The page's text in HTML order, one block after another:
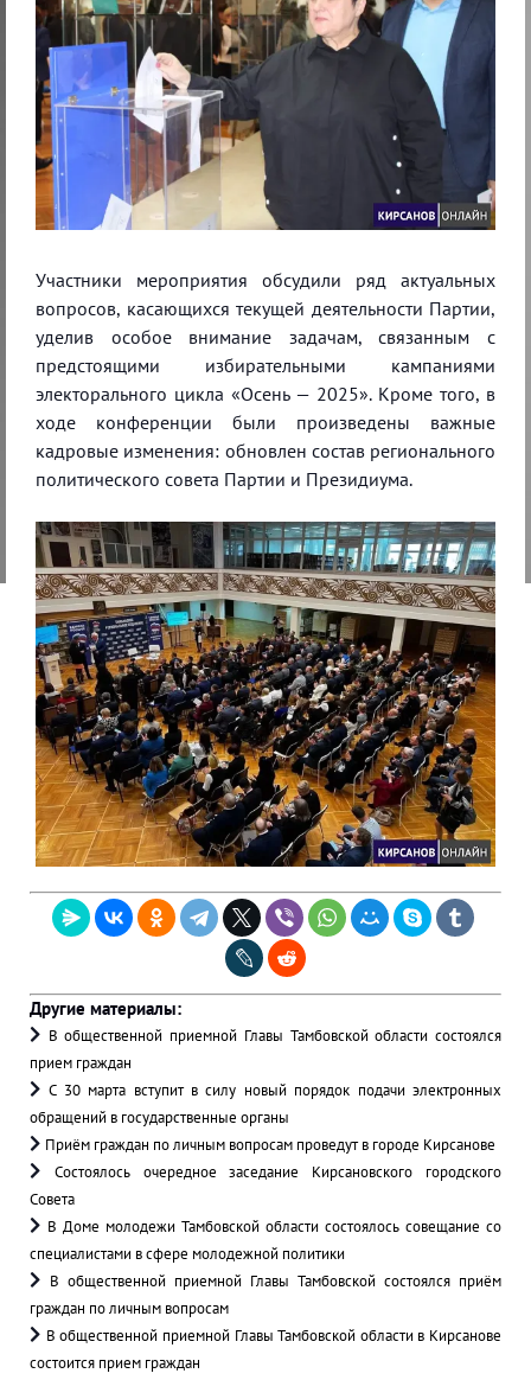
Участники мероприятия обсудили ряд актуальных
вопросов, касающихся текущей деятельности Партии,
уделив особое внимание задачам, связанным с
предстоящими избирательными кампаниями
электорального цикла «Осень — 2025». Кроме того, в
ходе конференции были произведены важные
кадровые изменения: обновлен состав регионального
политического совета Партии и Президиума.
Другие материалы:
В общественной приемной Главы Тамбовской области состоялся
прием граждан
С 30 марта вступит в силу новый порядок подачи электронных
обращений в государственные органы
Приём граждан по личным вопросам проведут в городе Кирсанове
Состоялось очередное заседание Кирсановского городского
Совета
В Доме молодежи Тамбовской области состоялось совещание со
специалистами в сфере молодежной политики
В общественной приемной Главы Тамбовской состоялся приём
граждан по личным вопросам
В общественной приемной Главы Тамбовской области в Кирсанове
состоится прием граждан